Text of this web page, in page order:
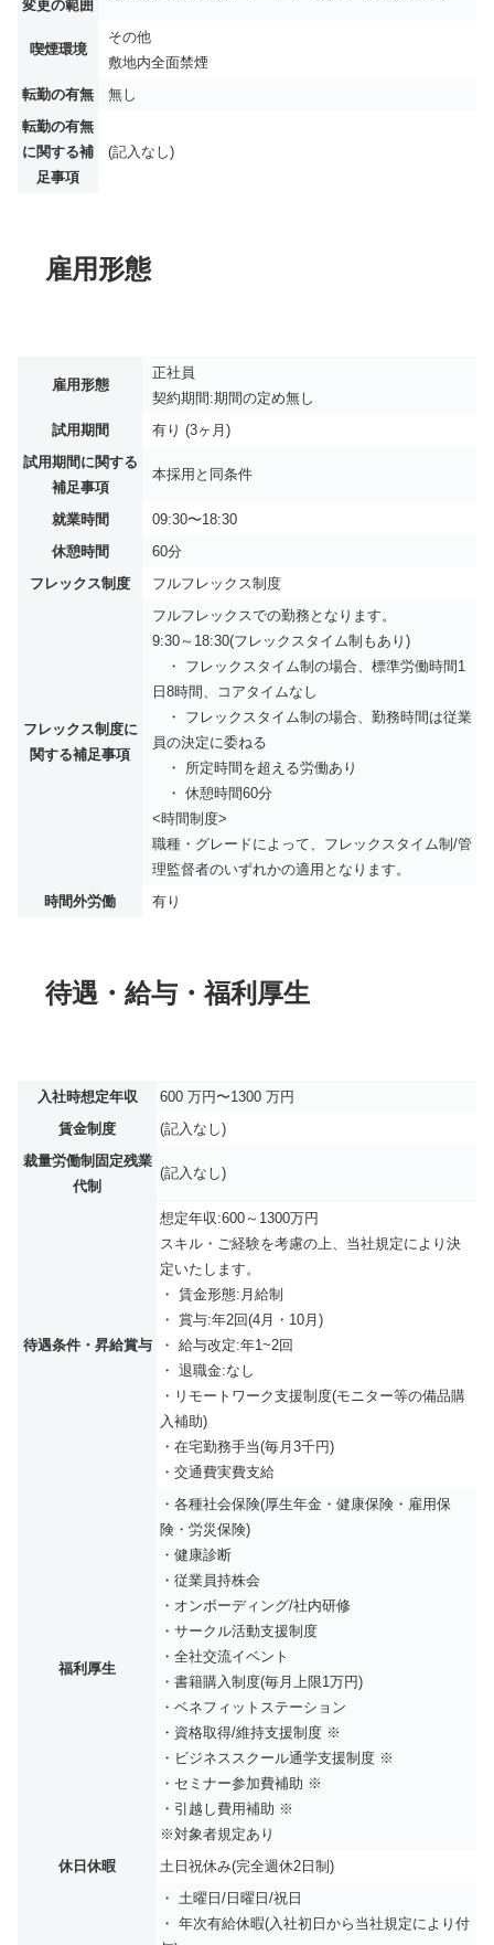
変更の範囲
喫煙環境
その他
敷地内全面禁煙
転勤の有無
無し
転勤の有無
に関する補
足事項
(記入なし)
雇用形態
雇用形態
正社員
契約期間:期間の定め無し
試用期間
有り (3ヶ月)
試用期間に関する
補足事項
本採用と同条件
就業時間
09:30〜18:30
休憩時間
60分
フレックス制度
フルフレックス制度
フレックス制度に
関する補足事項
フルフレックスでの勤務となります。
9:30～18:30(フレックスタイム制もあり)
・ フレックスタイム制の場合、標準労働時間1
日8時間、コアタイムなし
・ フレックスタイム制の場合、勤務時間は従業
員の決定に委ねる
・ 所定時間を超える労働あり
・ 休憩時間60分
<時間制度>
職種・グレードによって、フレックスタイム制/管
理監督者のいずれかの適用となります。
時間外労働
有り
待遇・給与・福利厚生
入社時想定年収
600 万円〜1300 万円
賃金制度
(記入なし)
裁量労働制固定残業
代制
(記入なし)
待遇条件・昇給賞与
想定年収:600～1300万円
スキル・ご経験を考慮の上、当社規定により決
定いたします。
・ 賃金形態:月給制
・ 賞与:年2回(4月・10月)
・ 給与改定:年1~2回
・ 退職金:なし
・リモートワーク支援制度(モニター等の備品購
入補助)
・在宅勤務手当(毎月3千円)
・交通費実費支給
福利厚生
・各種社会保険(厚生年金・健康保険・雇用保
険・労災保険)
・健康診断
・従業員持株会
・オンボーディング/社内研修
・サークル活動支援制度
・全社交流イベント
・書籍購入制度(毎月上限1万円)
・ベネフィットステーション
・資格取得/維持支援制度 ※
・ビジネススクール通学支援制度 ※
・セミナー参加費補助 ※
・引越し費用補助 ※
※対象者規定あり
休日休暇
土日祝休み(完全週休2日制)
・ 土曜日/日曜日/祝日
・ 年次有給休暇(入社初日から当社規定により付